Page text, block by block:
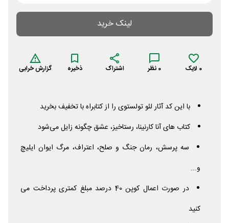
لینک خرید
0 لایک 0 نظر اشتراک ذخیره گزارش خرابی
با این کد آثار لئو تولستوی را از کتابراه با تخفیف بخرید
کتاب های آنا کارنینا، رستاخیز، عشق چگونه زایل می‌شود
سه پرسش، رمان جنگ و صلح، اعتراف، مرگ ایوان ایلیچ
و...
در صورت اعمال کوپن 40 درصد مبلغ کمتری پرداخت می
کنید